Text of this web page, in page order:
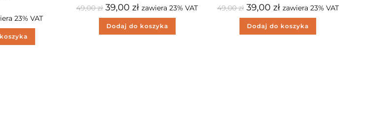
23% VAT
49,00zł 39,00zł zawiera 23% VAT
Dodaj do koszyka
49,00zł 39,00 zł zawiera 23% VAT
Dodaj do koszyka